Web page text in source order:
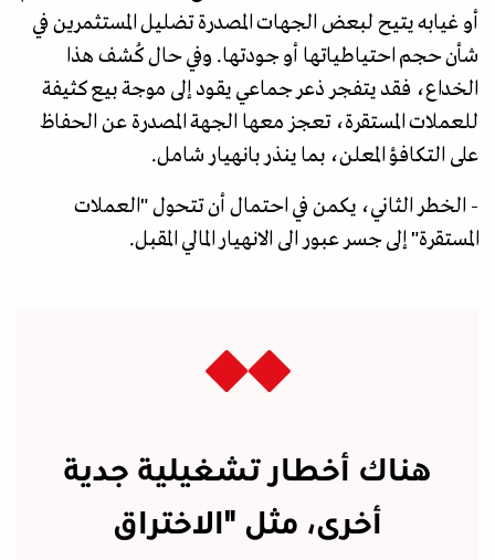
أو غيابه يتيح لبعض الجهات المصدرة تضليل المستثمرين في
شأن حجم احتياطياتها أو جودتها. وفي حال كُشف هذا
الخداع، فقد يتفجر ذعر جماعي يقود إلى موجة بيع كثيفة
للعملات المستقرة، تعجز معها الجهة المصدرة عن الحفاظ
على التكافؤ المعلن، بما ينذر بانهيار شامل.
- الخطر الثاني، يكمن في احتمال أن تتحول "العملات
المستقرة" إلى جسر عبور الى الانهيار المالي المقبل.
هناك أخطار تشغيلية جدية
أخرى، مثل "الاختراق